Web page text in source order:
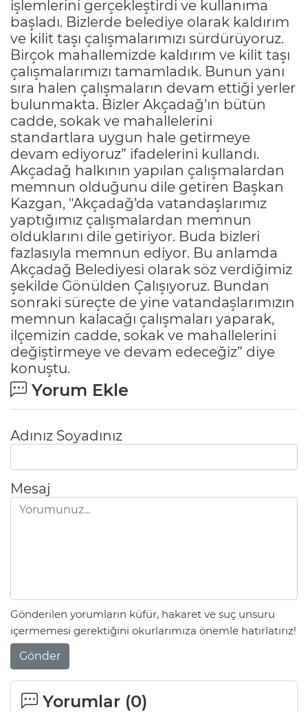
işlemlerini gerçekleştirdi ve kullanıma
başladı. Bizlerde belediye olarak kaldırım
ve kilit taşı çalışmalarımızı sürdürüyoruz.
Birçok mahallemizde kaldırım ve kilit taşı
çalışmalarımızı tamamladık. Bunun yanı
sıra halen çalışmaların devam ettiği yerler
bulunmakta. Bizler Akçadağ’ın bütün
cadde, sokak ve mahallelerini
standartlara uygun hale getirmeye
devam ediyoruz” ifadelerini kullandı.
Akçadağ halkının yapılan çalışmalardan
memnun olduğunu dile getiren Başkan
Kazgan, "Akçadağ’da vatandaşlarımız
yaptığımız çalışmalardan memnun
olduklarını dile getiriyor. Buda bizleri
fazlasıyla memnun ediyor. Bu anlamda
Akçadağ Belediyesi olarak söz verdiğimiz
şekilde Gönülden Çalışıyoruz. Bundan
sonraki süreçte de yine vatandaşlarımızın
memnun kalacağı çalışmaları yaparak,
ilçemizin cadde, sokak ve mahallelerini
değiştirmeye ve devam edeceğiz” diye
konuştu.
Yorum Ekle
Adınız Soyadınız
Mesaj
Gönderilen yorumların küfür, hakaret ve suç unsuru
içermemesi gerektiğini okurlarımıza önemle hatırlatırız!
Gönder
Yorumlar (0)